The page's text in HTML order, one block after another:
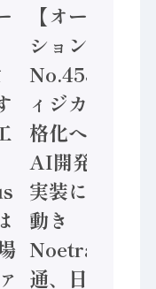
【オートメー
ション新聞
No.453】フ
ィジカルAI本
格化へ 国産
AI開発や社会
実装に活発な
動き
Noetra、富士
通、日立 / 兵